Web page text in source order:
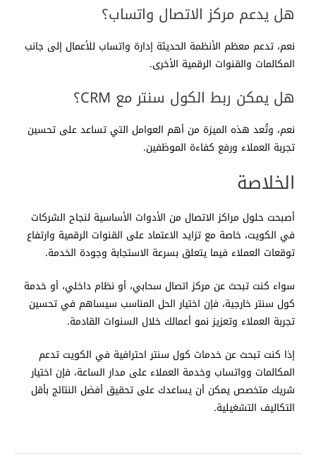
هل يدعم مركز الاتصال واتساب؟
نعم، تدعم معظم الأنظمة الحديثة إدارة واتساب للأعمال إلى جانب
المكالمات والقنوات الرقمية الأخرى.
هل يمكن ربط الكول سنتر مع CRM؟
نعم، وتُعد هذه الميزة من أهم العوامل التي تساعد على تحسين
تجربة العملاء ورفع كفاءة الموظفين.
الخلاصة
أصبحت حلول مراكز الاتصال من الأدوات الأساسية لنجاح الشركات
في الكويت، خاصة مع تزايد الاعتماد على القنوات الرقمية وارتفاع
توقعات العملاء فيما يتعلق بسرعة الاستجابة وجودة الخدمة.
سواء كنت تبحث عن مركز اتصال سحابي، أو نظام داخلي، أو خدمة
كول سنتر خارجية، فإن اختيار الحل المناسب سيساهم في تحسين
تجربة العملاء وتعزيز نمو أعمالك خلال السنوات القادمة.
إذا كنت تبحث عن خدمات كول سنتر احترافية في الكويت تدعم
المكالمات وواتساب وخدمة العملاء على مدار الساعة، فإن اختيار
شريك متخصص يمكن أن يساعدك على تحقيق أفضل النتائج بأقل
التكاليف التشغيلية.